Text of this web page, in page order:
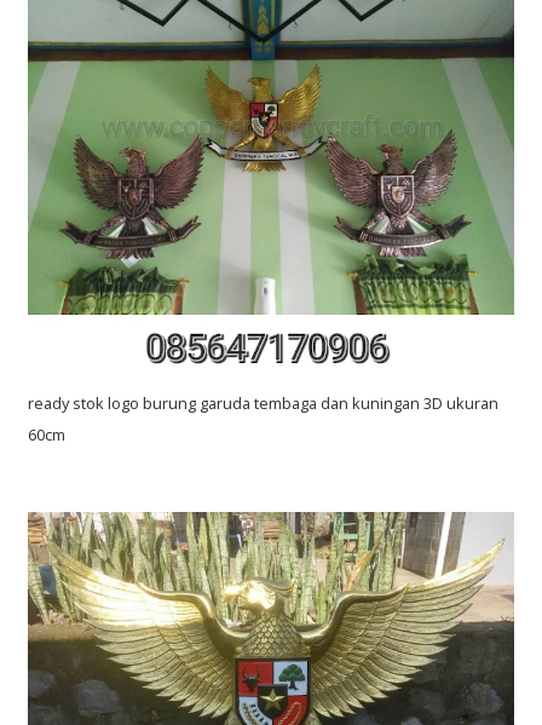
ready stok logo burung garuda tembaga dan kuningan 3D ukuran
60cm